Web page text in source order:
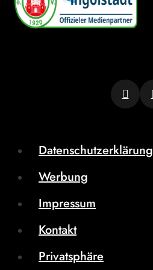
Datenschutzerklärung
Werbung
Impressum
Kontakt
Privatsphäre